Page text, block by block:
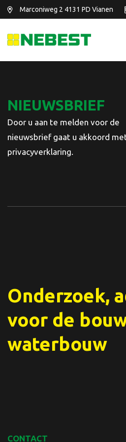
Marconiweg 2 4131 PD Vianen
NIEUWSBRIEF
Door u aan te melden voor de
nieuwsbrief gaat u akkoord
privacyverklaring.
Onderzoek,
voor de
waterbouw
CONTACT